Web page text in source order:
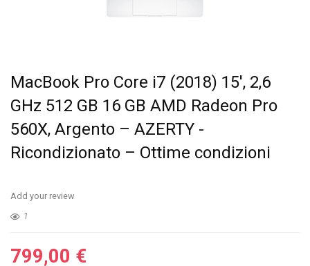
MacBook Pro Core i7 (2018) 15′, 2,6
GHz 512 GB 16 GB AMD Radeon Pro
560X, Argento – AZERTY -
Ricondizionato – Ottime condizioni
Add your review
1
799,00 €